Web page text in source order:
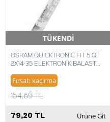
TÜKENDİ
Hızlı Teslimat
OSRAM QUICKTRONIC FIT 5 QT
2X14-35 ELEKTRONİK BALAST
Fırsatı kaçırma
154,69 TL
79,20 TL Ürüne Git